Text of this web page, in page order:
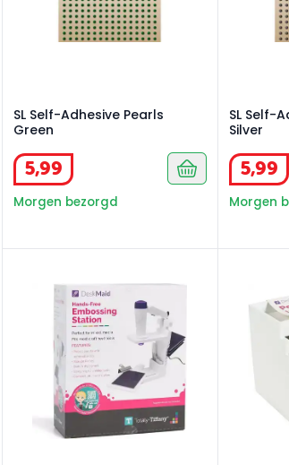
SL Self-Adhesive Pearls
Green
5,99
Morgen bezorgd
SL Self-
Silver
5,99
Morgen